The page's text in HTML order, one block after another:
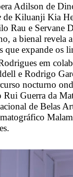
Adilson de
de Kiluanji Kia
Rau e Servane
a bienal revela
que expande os
em
e Rodrigo
nocturno
Rui Guerra da
de Belas